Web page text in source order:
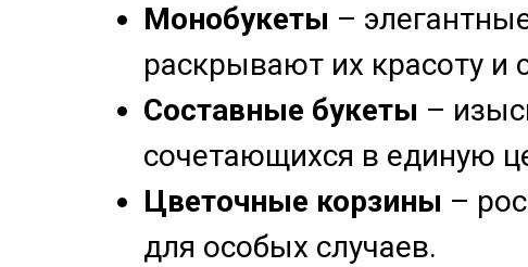
Монобукеты –
раскрывают их красоту и
Составные букеты –
сочетающихся в единую
Цветочные корзины –
для особых случаев.